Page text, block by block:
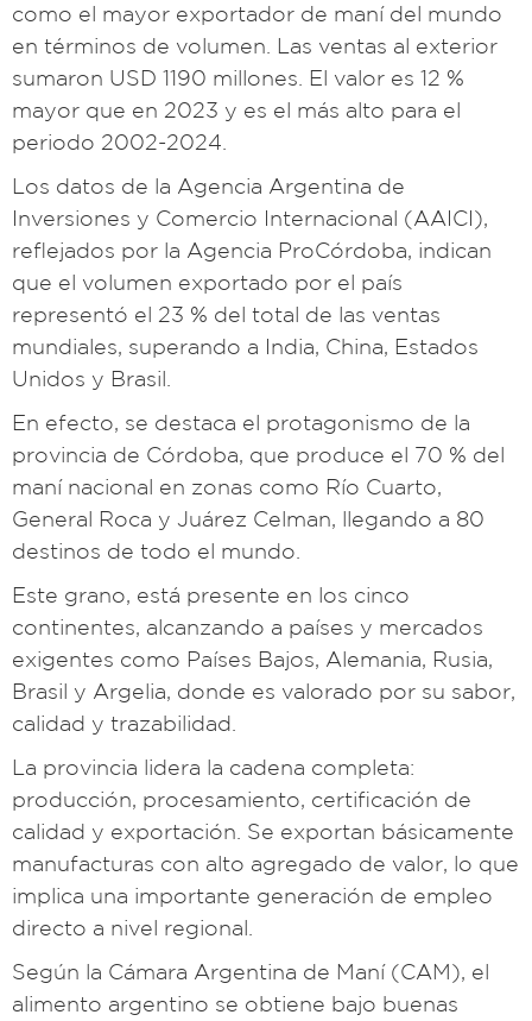
como el mayor exportador de maní del mundo
en términos de volumen. Las ventas al exterior
sumaron USD 1190 millones. El valor es 12 %
mayor que en 2023 y es el más alto para el
periodo 2002-2024.
Los datos de la Agencia Argentina de
Inversiones y Comercio Internacional (AAICI),
reflejados por la Agencia ProCórdoba, indican
que el volumen exportado por el país
representó el 23 % del total de las ventas
mundiales, superando a India, China, Estados
Unidos y Brasil.
En efecto, se destaca el protagonismo de la
provincia de Córdoba, que produce el 70 % del
maní nacional en zonas como Río Cuarto,
General Roca y Juárez Celman, llegando a 80
destinos de todo el mundo.
Este grano, está presente en los cinco
continentes, alcanzando a países y mercados
exigentes como Países Bajos, Alemania, Rusia,
Brasil y Argelia, donde es valorado por su sabor,
calidad y trazabilidad.
La provincia lidera la cadena completa:
producción, procesamiento, certificación de
calidad y exportación. Se exportan básicamente
manufacturas con alto agregado de valor, lo que
implica una importante generación de empleo
directo a nivel regional.
Según la Cámara Argentina de Maní (CAM), el
alimento argentino se obtiene bajo buenas